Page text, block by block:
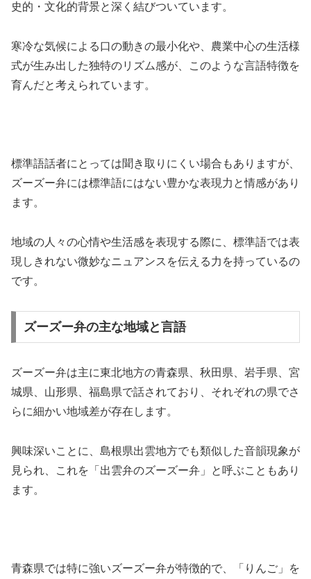
史的・文化的背景と深く結びついています。
寒冷な気候による口の動きの最小化や、農業中心の生活様
式が生み出した独特のリズム感が、このような言語特徴を
育んだと考えられています。
標準語話者にとっては聞き取りにくい場合もありますが、
ズーズー弁には標準語にはない豊かな表現力と情感があり
ます。
地域の人々の心情や生活感を表現する際に、標準語では表
現しきれない微妙なニュアンスを伝える力を持っているの
です。
ズーズー弁の主な地域と言語
ズーズー弁は主に東北地方の青森県、秋田県、岩手県、宮
城県、山形県、福島県で話されており、それぞれの県でさ
らに細かい地域差が存在します。
興味深いことに、島根県出雲地方でも類似した音韻現象が
見られ、これを「出雲弁のズーズー弁」と呼ぶこともあり
ます。
青森県では特に強いズーズー弁が特徴的で、「りんご」を